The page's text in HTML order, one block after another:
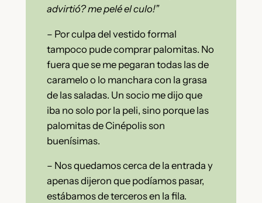
advirtió? me pelé el culo!”
– Por culpa del vestido formal
tampoco pude comprar palomitas. No
fuera que se me pegaran todas las de
caramelo o lo manchara con la grasa
de las saladas. Un socio me dijo que
iba no solo por la peli, sino porque las
palomitas de Cinépolis son
buenísimas.
– Nos quedamos cerca de la entrada y
apenas dijeron que podíamos pasar,
estábamos de terceros en la fila.